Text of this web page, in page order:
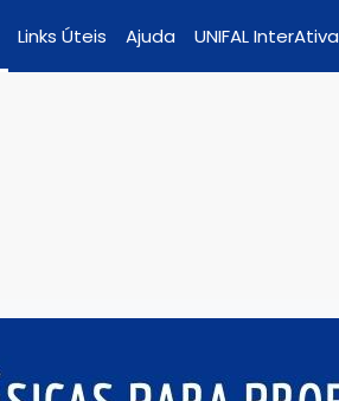
Links Úteis Ajuda UNIFAL InterAtiva